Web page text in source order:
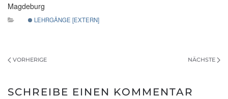
Magdeburg
LEHRGÄNGE [EXTERN]
VORHERIGE NÄCHSTE
SCHREIBE EINEN KOMMENTAR